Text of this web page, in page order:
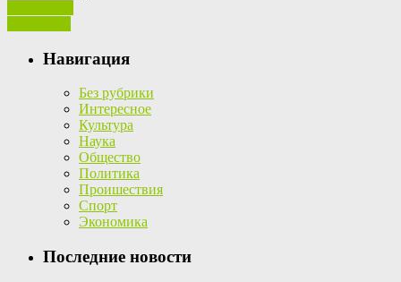
Навигация
Без рубрики
Интересное
Культура
Наука
Общество
Политика
Проишествия
Спорт
Экономика
Последние новости